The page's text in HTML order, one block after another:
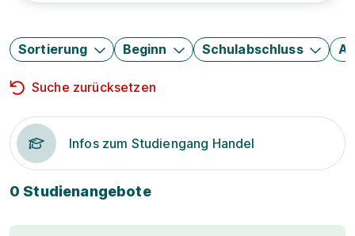
Sortierung Beginn Schulabschluss
Suche zurücksetzen
Infos zum Studiengang Handel
0 Studienangebote